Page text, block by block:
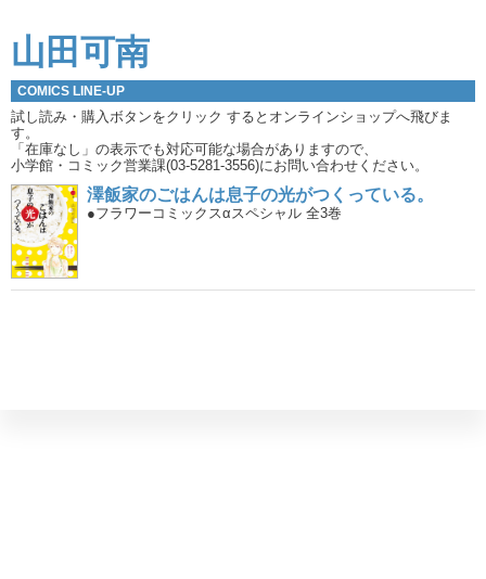
山田可南
COMICS LINE-UP
試し読み・購入ボタンをクリック するとオンラインショップへ飛びま
す。
「在庫なし」の表示でも対応可能な場合がありますので、
小学館・コミック営業課(03-5281-3556)にお問い合わせください。
澤飯家のごはんは息子の光がつくっている。
●フラワーコミックスαスペシャル 全3巻